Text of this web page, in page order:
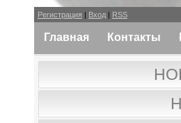
Регистрация | Вход | RSS
Главная Контакты